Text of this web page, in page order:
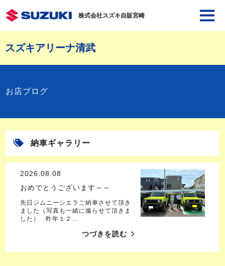
株式会社スズキ自販宮崎
スズキアリーナ清武
お店ブログ
納車ギャラリー
2026.08.08
おめでとうございます～～
先日ジムニーシエラご納車させて頂き
ました（写真も一緒に撮らせて頂きま
した） 昨年１２…
つづきを読む